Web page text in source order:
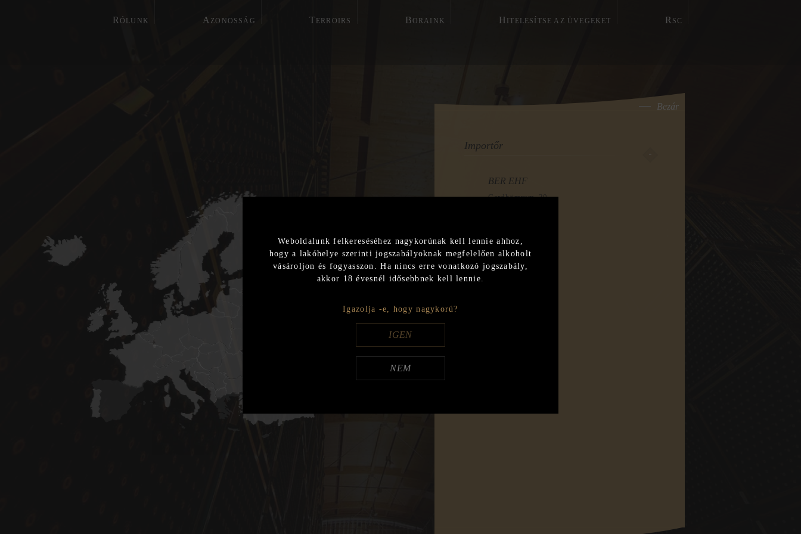
RÓLUNK A ZONOSSÁG T ERROIRS BORAINK H ITELESÍTSE AZ ÜVEGEKET R SC
Bezár
Importőr
BER EHF
Gerdhömrum, 30
hl@ber.is
Export
2019
Export
2017
Export
2016
Weboldalunk felkereséséhez nagykorúnak kell lennie ahhoz,
hogy a lakóhelye szerinti jogszabályoknak megfelelően alkoholt
vásároljon és fogyasszon. Ha nincs erre vonatkozó jogszabály,
akkor 18 évesnél idősebbnek kell lennie.
Igazolja -e, hogy nagykorú?
IGEN
NEM